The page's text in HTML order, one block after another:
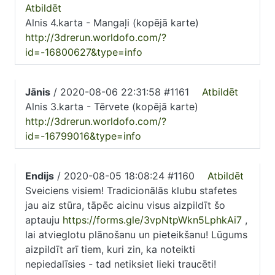
Atbildēt
Alnis 4.karta - Mangaļi (kopējā karte)
http://3drerun.worldofo.com/?
id=-16800627&type=info
Jānis / 2020-08-06 22:31:58 #1161
Atbildēt
Alnis 3.karta - Tērvete (kopējā karte)
http://3drerun.worldofo.com/?
id=-16799016&type=info
Endijs / 2020-08-05 18:08:24 #1160
Atbildēt
Sveiciens visiem! Tradicionālās klubu stafetes
jau aiz stūra, tāpēc aicinu visus aizpildīt šo
aptauju https://forms.gle/3vpNtpWkn5LphkAi7 ,
lai atvieglotu plānošanu un pieteikšanu! Lūgums
aizpildīt arī tiem, kuri zin, ka noteikti
nepiedalīsies - tad netiksiet lieki traucēti!